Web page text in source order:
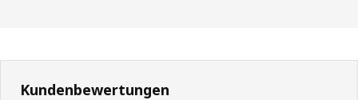
Kundenbewertungen